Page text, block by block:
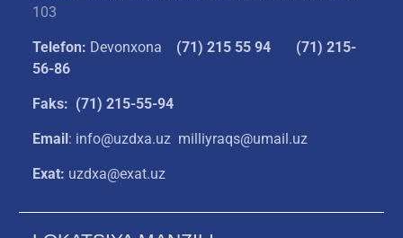
103
Telefon: Devonxona (71) 215 55 94
(71) 215-
56-86
Faks: (71) 215-55-94
Email: info@uzdxa.uz milliyraqs@umail.uz
Exat: uzdxa@exat.uz